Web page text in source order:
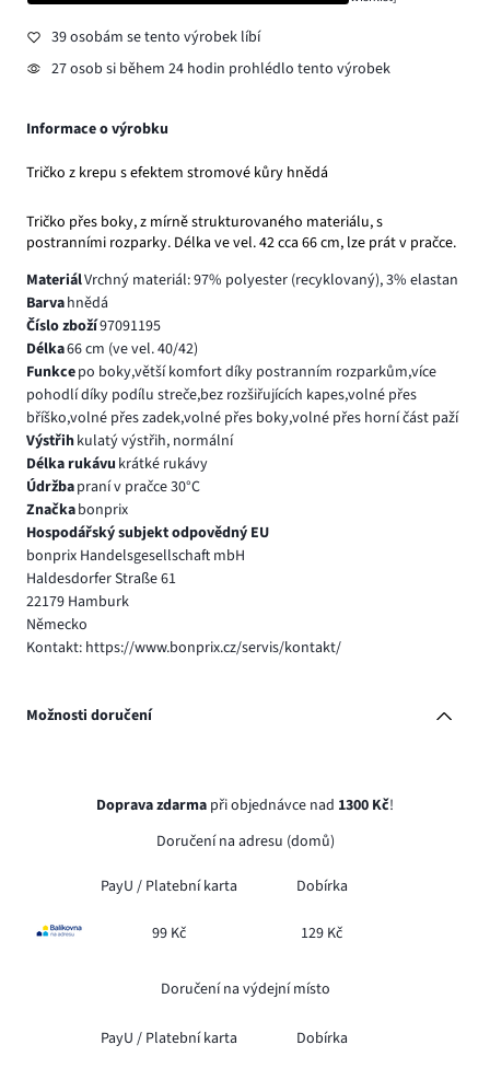
39 osobám se tento výrobek líbí
27 osob si během 24 hodin prohlédlo tento výrobek
Informace o výrobku
Tričko z krepu s efektem stromové kůry hnědá
Tričko přes boky, z mírně strukturovaného materiálu, s
postranními rozparky. Délka ve vel. 42 cca 66 cm, lze prát v pračce.
MateriálVrchný materiál: 97% polyester (recyklovaný), 3% elastan
Barvahnědá
Číslo zboží97091195
Délka66 cm (ve vel. 40/42)
Funkcepo boky,větší komfort díky postranním rozparkům,více
pohodlí díky podílu streče,bez rozšiřujících kapes,volné přes
bříško,volné přes zadek,volné přes boky,volné přes horní část paží
Výstřihkulatý výstřih, normální
Délka rukávu krátké rukávy
Údržbapraní v pračce 30°C
Značkabonprix
Hospodářský subjekt odpovědný EU
bonprix Handelsgesellschaft mbH
Haldesdorfer Straße 61
22179 Hamburk
Německo
Kontakt: https://www.bonprix.cz/servis/kontakt/
Možnosti doručení
Doprava zdarma při objednávce nad 1300 Kč!
Doručení na adresu (domů)
PayU / Platební karta Dobírka
99 Kč 129 Kč
Doručení na výdejní místo
PayU / Platební karta Dobírka